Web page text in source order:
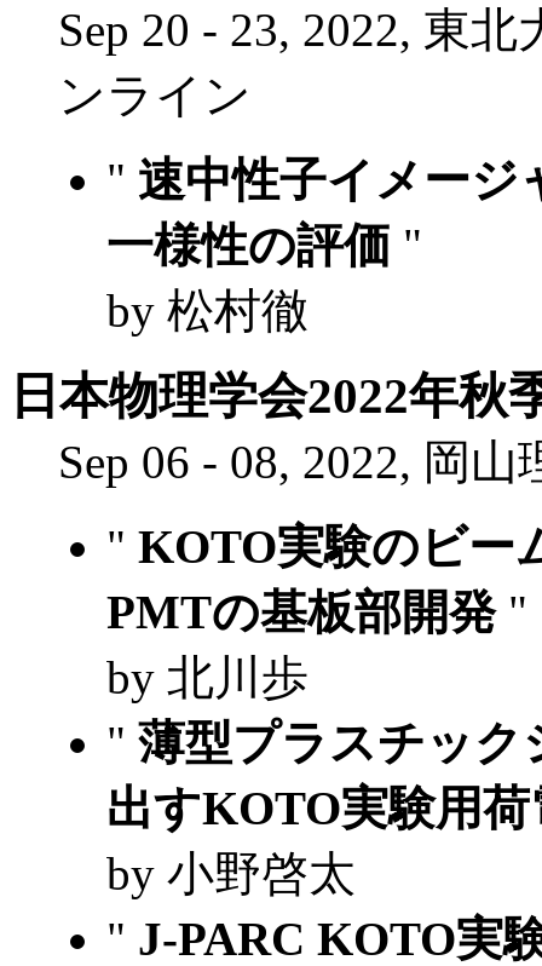
Sep 20 - 23, 2022, 東
ンライン
" 速中性子イメージ
一様性の評価 "
by 松村徹
日本物理学会2022年秋
Sep 06 - 08, 2022, 岡
" KOTO実験のビー
PMTの基板部開発 "
by 北川歩
" 薄型プラスチック
出すKOTO実験用
by 小野啓太
" J-PARC KOTO実